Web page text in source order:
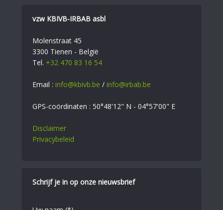
vzw KBIVB-IRBAB asbl
Molenstraat 45
3300 Tienen - België
Tel. +32 470 83 16 54
Email : info@kbivb.be / info@irbab.be
GPS-coördinaten : 50°48'12" N - 04°57'00" E
Disclaimer
Privacybeleid
Schrijf je in op onze nieuwsbrief